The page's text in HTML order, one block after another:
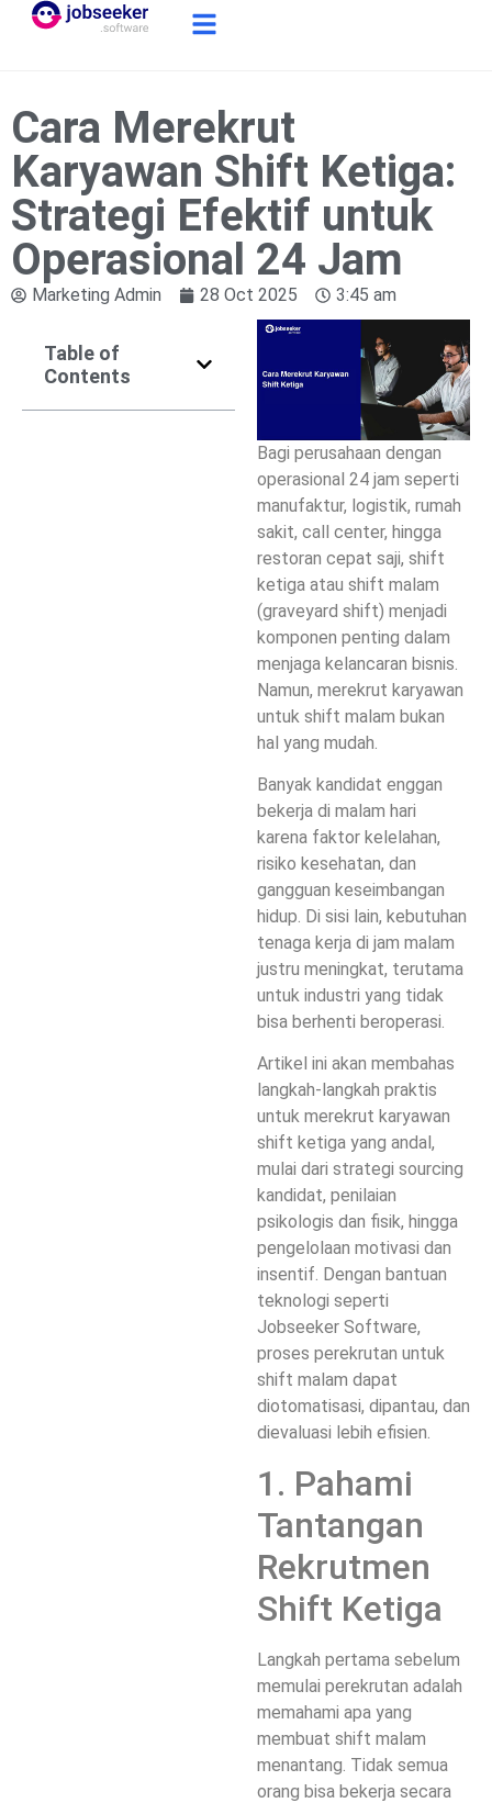
Cara Merekrut
Karyawan Shift Ketiga:
Strategi Efektif untuk
Operasional 24 Jam
Marketing Admin 28 Oct 2025 3:45 am
Bagi perusahaan dengan
operasional 24 jam seperti
manufaktur, logistik, rumah
sakit, call center, hingga
restoran cepat saji, shift
ketiga atau shift malam
(graveyard shift) menjadi
komponen penting dalam
menjaga kelancaran bisnis.
Namun, merekrut karyawan
untuk shift malam bukan
hal yang mudah.
Banyak kandidat enggan
bekerja di malam hari
karena faktor kelelahan,
risiko kesehatan, dan
gangguan keseimbangan
hidup. Di sisi lain, kebutuhan
tenaga kerja di jam malam
justru meningkat, terutama
untuk industri yang tidak
bisa berhenti beroperasi.
Artikel ini akan membahas
langkah-langkah praktis
untuk merekrut karyawan
shift ketiga yang andal,
mulai dari strategi sourcing
kandidat, penilaian
psikologis dan fisik, hingga
pengelolaan motivasi dan
insentif. Dengan bantuan
teknologi seperti
Jobseeker Software,
proses perekrutan untuk
shift malam dapat
diotomatisasi, dipantau, dan
dievaluasi lebih efisien.
1. Pahami
Tantangan
Rekrutmen
Shift Ketiga
Langkah pertama sebelum
memulai perekrutan adalah
memahami apa yang
membuat shift malam
menantang. Tidak semua
orang bisa bekerja secara
Table of
Contents